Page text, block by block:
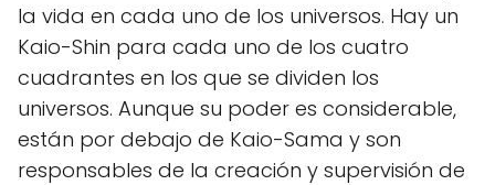
la vida en cada uno de los universos. Hay un
Kaio-Shin para cada uno de los cuatro
cuadrantes en los que se dividen los
universos. Aunque su poder es considerable,
están por debajo de Kaio-Sama y son
responsables de la creación y supervisión de